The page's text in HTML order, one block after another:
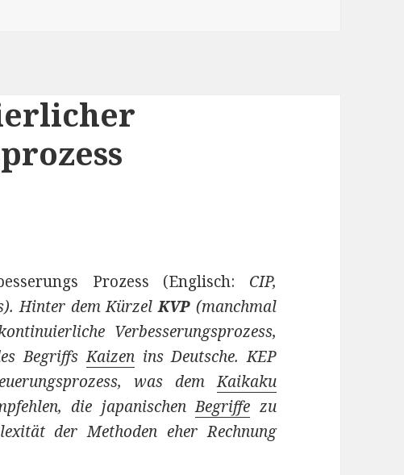
Prozess (Englisch: CIP,
Hinter dem KürzelKVP (manchmal
Verbesserungsprozess,
BegriffsKaizenins Deutsche. KEP
was demKaikaku
die japanischenBegriffe zu
der Methoden eher Rechnung